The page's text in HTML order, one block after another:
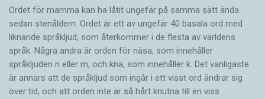
Ordet för mamma kan ha låtit ungefär på samma sätt ända
sedan stenåldern. Ordet är ett av ungefär 40 basala ord med
liknande språkljud, som återkommer i de flesta av världens
språk. Några andra är orden för näsa, som innehåller
språkljuden n eller m, och knä, som innehåller k. Det vanligaste
är annars att de språkljud som ingår i ett visst ord ändrar sig
över tid, och att orden inte är så hårt knutna till en viss